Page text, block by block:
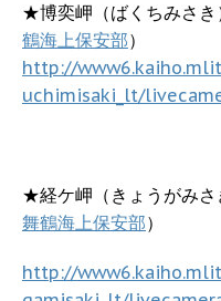
★博奕岬（ばくちみさ
鶴海上保安部）
http://
uchimisaki_lt/
★経ケ岬（きょうがみ
舞鶴海上保安部）
http://